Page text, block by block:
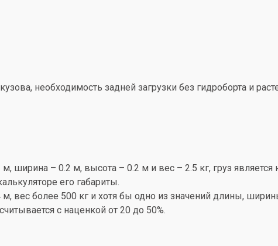
необходимость задней загрузки без гидроборта и
– 0.2 м, высота – 0.2 м и вес – 2.5 кг, груз является
его габариты.
м, вес более 500 кг и хотя бы одно из значений длины,
с наценкой от 20 до 50%.